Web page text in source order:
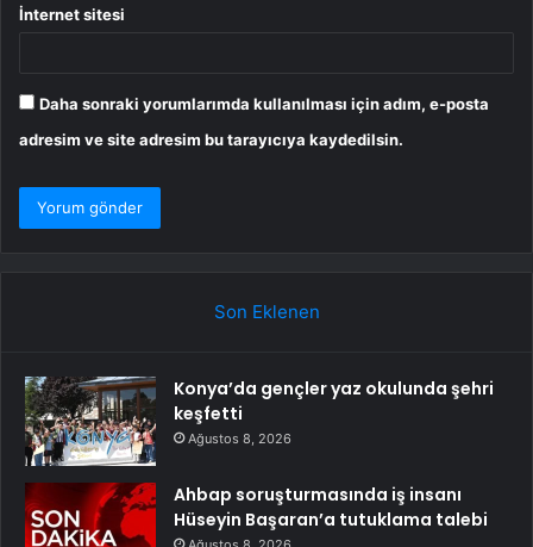
İnternet sitesi
Daha sonraki yorumlarımda kullanılması için adım, e-posta
adresim ve site adresim bu tarayıcıya kaydedilsin.
Son Eklenen
Konya’da gençler yaz okulunda şehri
keşfetti
Ağustos 8, 2026
Ahbap soruşturmasında iş insanı
Hüseyin Başaran’a tutuklama talebi